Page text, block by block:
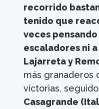
recorrido
tenido que
veces
escaladores ni
Lajarreta y
más granaderos
victorias,
Casagrande